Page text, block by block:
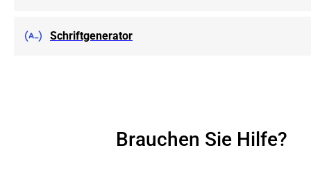
Schriftgenerator
Brauchen Sie Hilfe?